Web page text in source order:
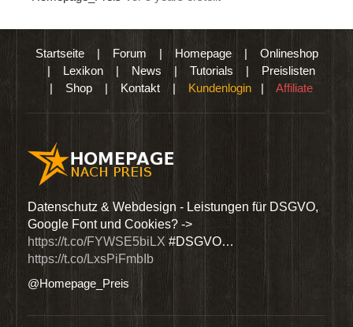
Startseite| Forum | Homepage| Onlineshop
| Lexikon | News | Tutorials | Preislisten
| Shop | Kontakt | Kundenlogin | Affiliate
Datenschutz & Webdesign - Leistungen für DSGVO,
Google Font und Cookies? ->
https://t.co/FYWSE5biLX #DSGVO…
https://t.co/LxsPiFmbIb
@Homepage_Preis